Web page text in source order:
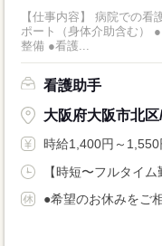
【仕事内容】 病院での看護助手/
ポート（身体介助含む）
整備 ●看護...
看護助手
大阪府大阪市北区
時給1,400円～1,550
【時短〜フルタイ
●希望のお休みをご